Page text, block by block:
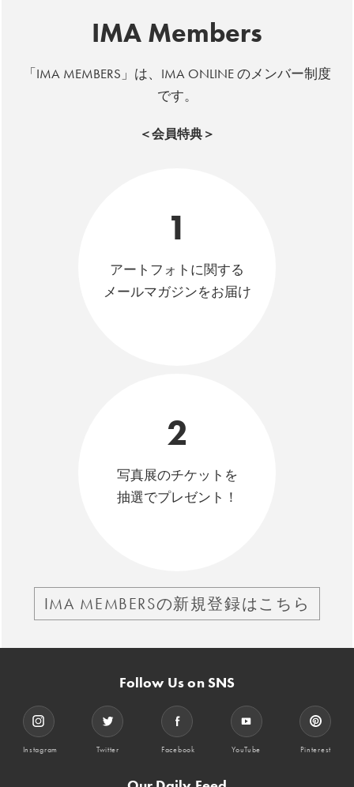
IMA Members
「IMA MEMBERS」は、IMA ONLINE のメンバー制度
です。
＜会員特典＞
1
アートフォトに関する
メールマガジンをお届け
2
写真展のチケットを
抽選でプレゼント！
IMA MEMBERSの新規登録はこちら
Follow Us on SNS
Instagram Twitter Facebook YouTube Pinterest